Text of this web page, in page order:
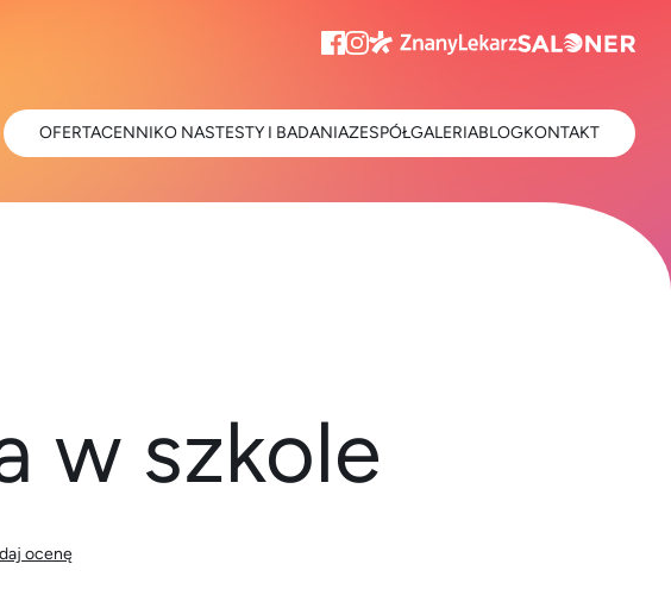
w szkole
ocenę
OFERTACENNIKO NASTESTY I BADANIAZESPÓŁGALERIABLOGKONTAKT